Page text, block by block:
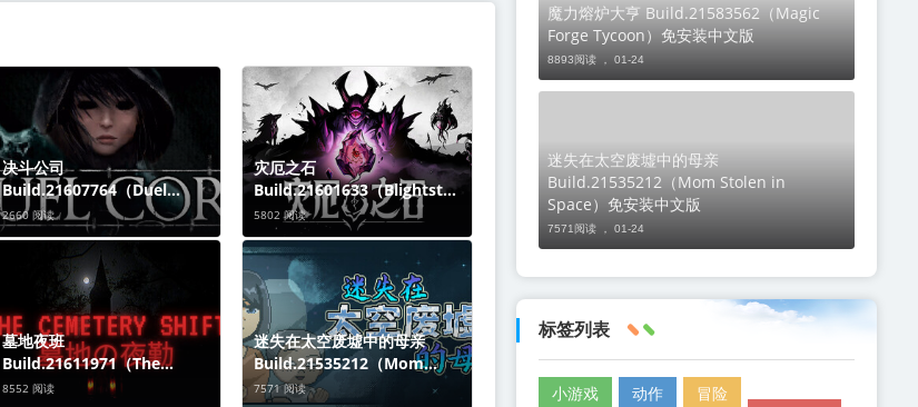
决斗公司
Build.21607764（Duel
Corp.）免安装中文版关于这
款游戏受《黑魂》启发的动作
RPG，开放沙盒世界，带
MMO氛围与方向战斗系统。
2660 阅读
灾厄之石
Build.21601633（Blightston
e）免安装中文版关于这款游
戏这是一场融合深度策略与
Roguelike进化的残酷远征。
你的目标是护送
5802 阅读
墓地夜班
Build.21611971（The
Cemetery Shift）免安装中文
8552 阅读
迷失在太空废墟中的母亲
Build.21535212（Mom
Stolen in Space）免安装中
7571 阅读
魔力熔炉大亨 Build.21583562（Magic
Forge Tycoon）免安装中文版
8893阅读 ， 01-24
迷失在太空废墟中的母亲
Build.21535212（Mom Stolen in
Space）免安装中文版
7571阅读 ， 01-24
标签列表
小游戏 动作
冒险